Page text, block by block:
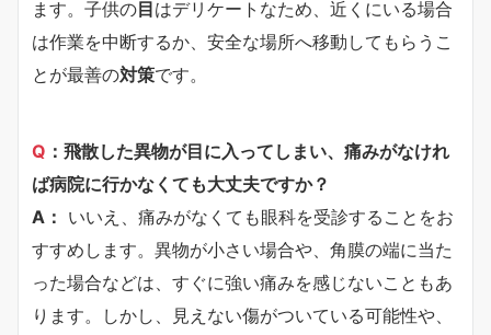
ます。子供の目はデリケートなため、近くにいる場合
は作業を中断するか、安全な場所へ移動してもらうこ
とが最善の対策です。
Q ：飛散した異物が目に入ってしまい、痛みがなけれ
ば病院に行かなくても大丈夫ですか？
A： いいえ、痛みがなくても眼科を受診することをお
すすめします。異物が小さい場合や、角膜の端に当た
った場合などは、すぐに強い痛みを感じないこともあ
ります。しかし、見えない傷がついている可能性や、